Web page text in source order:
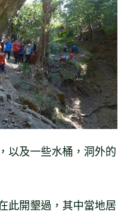
以及一些水桶，洞外的
此開墾過，其中當地居